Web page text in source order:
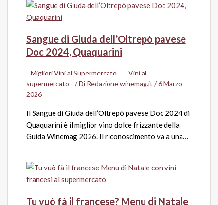
Sangue di Giuda dell’Oltrepò pavese
Doc 2024, Quaquarini
Migliori Vini al Supermercato ,
Vini al
supermercato
/ Di Redazione winemag.it /6 Marzo
2026
Il Sangue di Giuda dell’Oltrepò pavese Doc 2024 di
Quaquarini è il miglior vino dolce frizzante della
Guida Winemag 2026. Il riconoscimento va a una…
Tu vuò fà il francese? Menu di Natale